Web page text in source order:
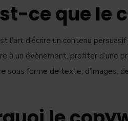
ce que le
l’art d’écrire un contenu
à un évènement, profiter d’une
sous forme de texte, d’images,